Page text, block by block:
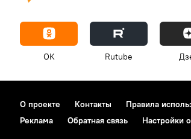
OK Rutube
О проекте Контакты Правила
Реклама
Обратная связь Настройки